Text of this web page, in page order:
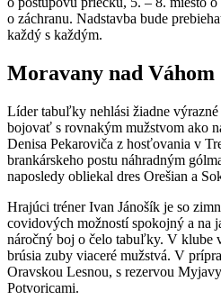
o záchranu. Nadstavba bude
každý s každým.
Moravany nad Váhom
Líder tabuľky nehlási žiadne
bojovať s rovnakým mužstvom ako
Denisa Pekaroviča z hosťovania v
brankárskeho postu náhradným
naposledy obliekal dres Orešian a
Hrajúci tréner Ivan Jánošík je so
covidových možností spokojný a na
náročný boj o čelo tabuľky. V klube
brúsia zuby viaceré mužstvá. V
Oravskou Lesnou, s rezervou
Potvoricami.